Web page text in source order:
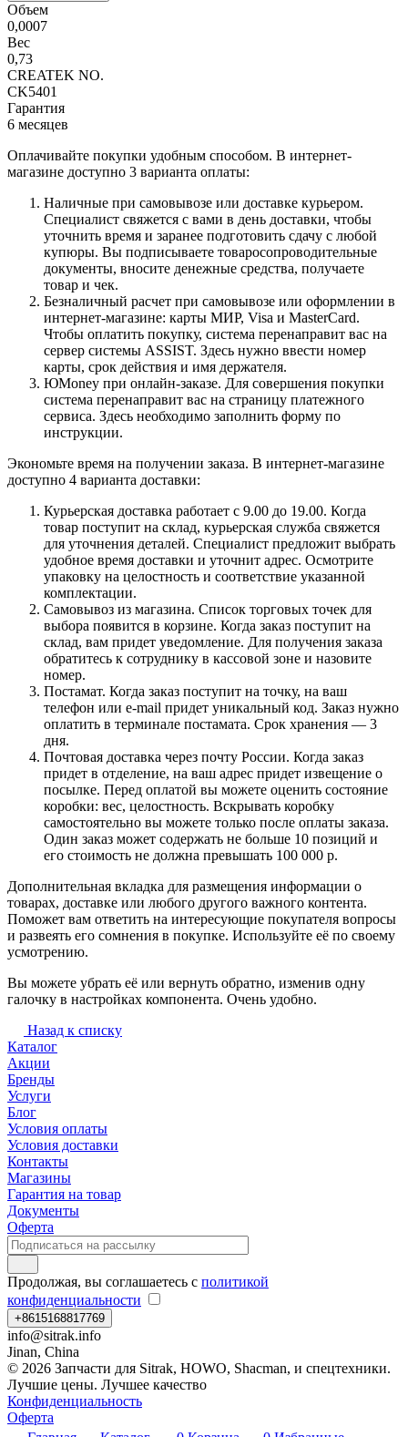
Объем
0,0007
Вес
0,73
CREATEK NO.
CK5401
Гарантия
6 месяцев
Оплачивайте покупки удобным способом. В интернет-
магазине доступно 3 варианта оплаты:
Наличные при самовывозе или доставке курьером.
Специалист свяжется с вами в день доставки, чтобы
уточнить время и заранее подготовить сдачу с любой
купюры. Вы подписываете товаросопроводительные
документы, вносите денежные средства, получаете
товар и чек.
Безналичный расчет при самовывозе или оформлении в
интернет-магазине: карты МИР, Visa и MasterCard.
Чтобы оплатить покупку, система перенаправит вас на
сервер системы ASSIST. Здесь нужно ввести номер
карты, срок действия и имя держателя.
ЮMoney при онлайн-заказе. Для совершения покупки
система перенаправит вас на страницу платежного
сервиса. Здесь необходимо заполнить форму по
инструкции.
Экономьте время на получении заказа. В интернет-магазине
доступно 4 варианта доставки:
Курьерская доставка работает с 9.00 до 19.00. Когда
товар поступит на склад, курьерская служба свяжется
для уточнения деталей. Специалист предложит выбрать
удобное время доставки и уточнит адрес. Осмотрите
упаковку на целостность и соответствие указанной
комплектации.
Самовывоз из магазина. Список торговых точек для
выбора появится в корзине. Когда заказ поступит на
склад, вам придет уведомление. Для получения заказа
обратитесь к сотруднику в кассовой зоне и назовите
номер.
Постамат. Когда заказ поступит на точку, на ваш
телефон или e-mail придет уникальный код. Заказ нужно
оплатить в терминале постамата. Срок хранения — 3
дня.
Почтовая доставка через почту России. Когда заказ
придет в отделение, на ваш адрес придет извещение о
посылке. Перед оплатой вы можете оценить состояние
коробки: вес, целостность. Вскрывать коробку
самостоятельно вы можете только после оплаты заказа.
Один заказ может содержать не больше 10 позиций и
его стоимость не должна превышать 100 000 р.
Дополнительная вкладка для размещения информации о
товарах, доставке или любого другого важного контента.
Поможет вам ответить на интересующие покупателя вопросы
и развеять его сомнения в покупке. Используйте её по своему
усмотрению.
Вы можете убрать её или вернуть обратно, изменив одну
галочку в настройках компонента. Очень удобно.
Назад к списку
Каталог
Акции
Бренды
Услуги
Блог
Условия оплаты
Условия доставки
Контакты
Магазины
Гарантия на товар
Документы
Оферта
Продолжая, вы соглашаетесь с политикой
конфиденциальности
+8615168817769
info@sitrak.info
Jinan, China
© 2026 Запчасти для Sitrak, HOWO, Shacman, и спецтехники.
Лучшие цены. Лучшее качество
Конфиденциальность
Оферта